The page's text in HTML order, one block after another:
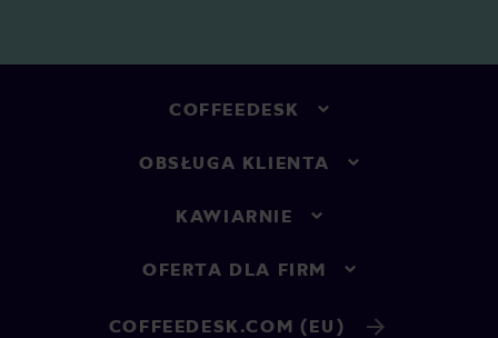
COFFEEDESK
OBSŁUGA KLIENTA
KAWIARNIE
OFERTA DLA FIRM
COFFEEDESK.COM (EU)